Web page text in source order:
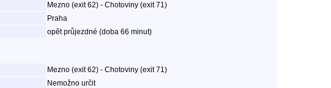
Mezno (exit 62) - Chotoviny (exit 71)
Praha
opět průjezdné (doba 66 minut)
Mezno (exit 62) - Chotoviny (exit 71)
Nemožno určit